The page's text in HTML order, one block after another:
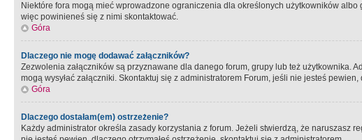
Niektóre fora mogą mieć wprowadzone ograniczenia dla określonych użytkowników
więc powinieneś się z nimi skontaktować.
Góra
Dlaczego nie mogę dodawać załączników?
Zezwolenia załączników są przyznawane dla danego forum, grupy lub też użytkownika.
mogą wysyłać załączniki. Skontaktuj się z administratorem Forum, jeśli nie jesteś
Góra
Dlaczego dostałam(em) ostrzeżenie?
Każdy administrator określa zasady korzystania z forum. Jeżeli stwierdzą, że naruszasz